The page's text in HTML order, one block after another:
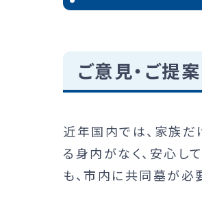
ご意見・ご提案
近年国内では、家族だ
る身内がなく、安心し
も、市内に共同墓が必